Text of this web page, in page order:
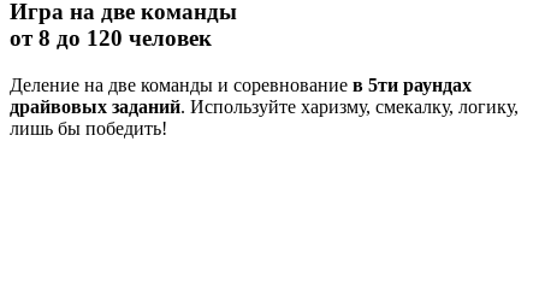
Игра на две команды
от 8 до 120 человек
Деление на две команды и соревнование в 5ти раундах
драйвовых заданий. Используйте харизму, смекалку, логику,
лишь бы победить!